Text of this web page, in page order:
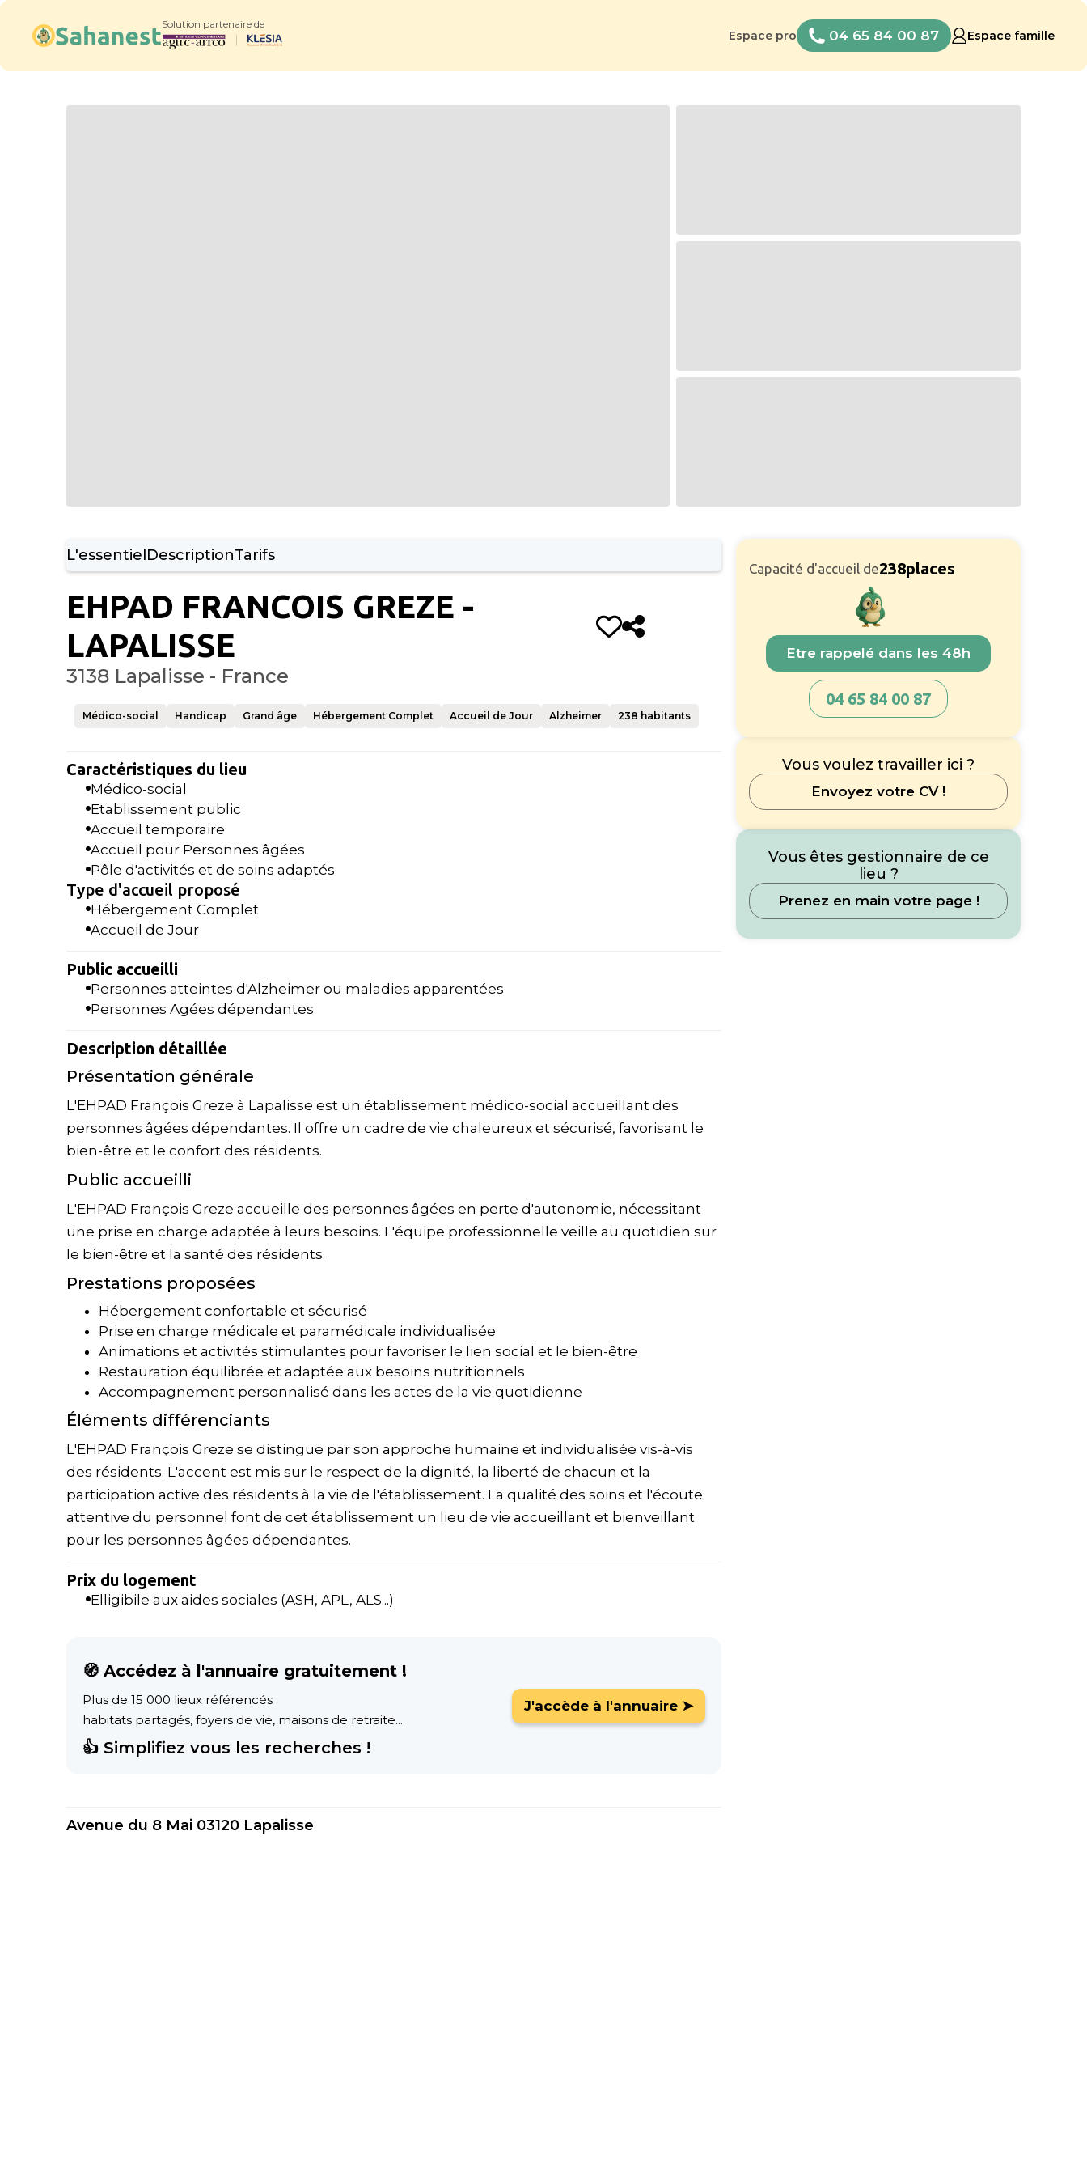
Solution partenaire de
Espace pro 04 65 84 00 87 Espace famille
L'essentielDescriptionTarifs
EHPAD FRANCOIS GREZE -
LAPALISSE
3138 Lapalisse - France
Médico-social Handicap Grand âge Hébergement Complet Accueil de Jour Alzheimer 238 habitants
Caractéristiques du lieu
Médico-social
Etablissement public
Accueil temporaire
Accueil pour Personnes âgées
Pôle d'activités et de soins adaptés
Type d'accueil proposé
Hébergement Complet
Accueil de Jour
Public accueilli
Personnes atteintes d'Alzheimer ou maladies apparentées
Personnes Agées dépendantes
Description détaillée
Présentation générale
L'EHPAD François Greze à Lapalisse est un établissement médico-social accueillant des
personnes âgées dépendantes. Il offre un cadre de vie chaleureux et sécurisé, favorisant le
bien-être et le confort des résidents.
Public accueilli
L'EHPAD François Greze accueille des personnes âgées en perte d'autonomie, nécessitant
une prise en charge adaptée à leurs besoins. L'équipe professionnelle veille au quotidien sur
le bien-être et la santé des résidents.
Prestations proposées
Hébergement confortable et sécurisé
Prise en charge médicale et paramédicale individualisée
Animations et activités stimulantes pour favoriser le lien social et le bien-être
Restauration équilibrée et adaptée aux besoins nutritionnels
Accompagnement personnalisé dans les actes de la vie quotidienne
Éléments différenciants
L'EHPAD François Greze se distingue par son approche humaine et individualisée vis-à-vis
des résidents. L'accent est mis sur le respect de la dignité, la liberté de chacun et la
participation active des résidents à la vie de l'établissement. La qualité des soins et l'écoute
attentive du personnel font de cet établissement un lieu de vie accueillant et bienveillant
pour les personnes âgées dépendantes.
Prix du logement
Elligibile aux aides sociales (ASH, APL, ALS...)
🧭 Accédez à l'annuaire gratuitement !
Plus de 15 000 lieux référencés
habitats partagés, foyers de vie, maisons de retraite...
👍 Simplifiez vous les recherches !
J'accède à l'annuaire ➤
Avenue du 8 Mai 03120 Lapalisse
Capacité d'accueil de238places
Etre rappelé dans les 48h
04 65 84 00 87
Vous voulez travailler ici ?
Envoyez votre CV !
Vous êtes gestionnaire de ce
lieu ?
Prenez en main votre page !